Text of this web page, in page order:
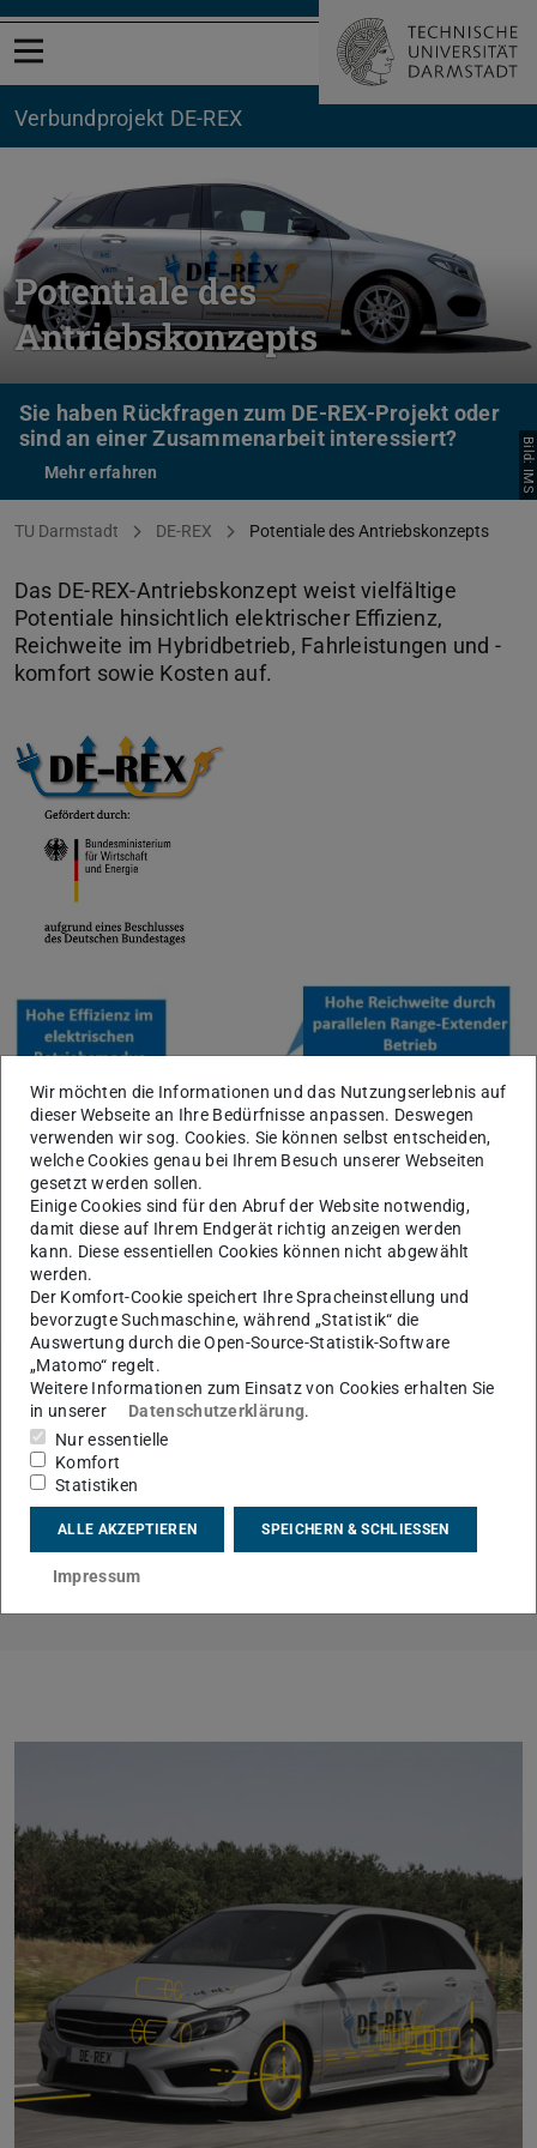
Menü öffnen
Verbundprojekt DE-REX
Potentiale des
Antriebskonzepts
Sie haben Rückfragen zum DE-REX-Projekt oder
sind an einer Zusammenarbeit interessiert?
Mehr erfahren Bild: IMS
Sie befinden sich hier:
TU Darmstadt DE-REX Potentiale des Antriebskonzepts
Das DE-REX-Antriebskonzept weist vielfältige
Potentiale hinsichtlich elektrischer Effizienz,
Reichweite im Hybridbetrieb, Fahrleistungen und -
komfort sowie Kosten auf.
Links
Allgemeine Information
DE-REX-Antriebsstrang
DE-REX-Projekt
Veröffentlichungen
Wir möchten die Informationen und das Nutzungserlebnis auf
dieser Webseite an Ihre Bedürfnisse anpassen. Deswegen
verwenden wir sog. Cookies. Sie können selbst entscheiden,
welche Cookies genau bei Ihrem Besuch unserer Webseiten
gesetzt werden sollen.
Einige Cookies sind für den Abruf der Website notwendig,
damit diese auf Ihrem Endgerät richtig anzeigen werden
kann. Diese essentiellen Cookies können nicht abgewählt
werden.
Der Komfort-Cookie speichert Ihre Spracheinstellung und
bevorzugte Suchmaschine, während „Statistik“ die
Auswertung durch die Open-Source-Statistik-Software
„Matomo“ regelt.
Weitere Informationen zum Einsatz von Cookies erhalten Sie
in unserer
Datenschutzerklärung.
Nur essentielle
Komfort
Statistiken
ALLE AKZEPTIEREN SPEICHERN & SCHLIESSEN
Impressum